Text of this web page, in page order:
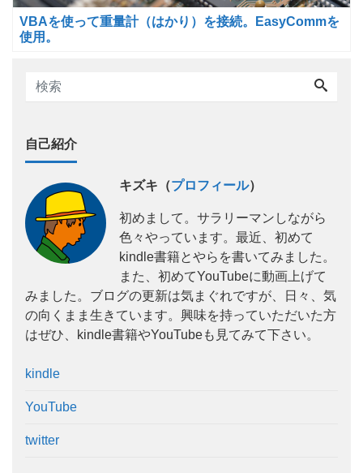
VBAを使って重量計（はかり）を接続。EasyCommを
使用。
自己紹介
キズキ（プロフィール）
初めまして。サラリーマンしながら
色々やっています。最近、初めて
kindle書籍とやらを書いてみました。
また、初めてYouTubeに動画上げて
みました。ブログの更新は気まぐれですが、日々、気
の向くまま生きています。興味を持っていただいた方
はぜひ、kindle書籍やYouTubeも見てみて下さい。
kindle
YouTube
twitter